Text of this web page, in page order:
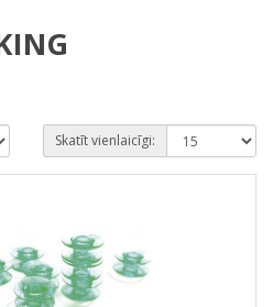
Skatīt vienlaicīgi: